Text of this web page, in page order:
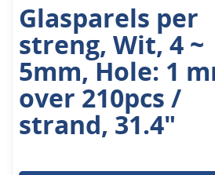
Glasparels per
streng, Wit, 4 ~
5mm, Hole: 1
over 210pcs /
strand, 31.4"